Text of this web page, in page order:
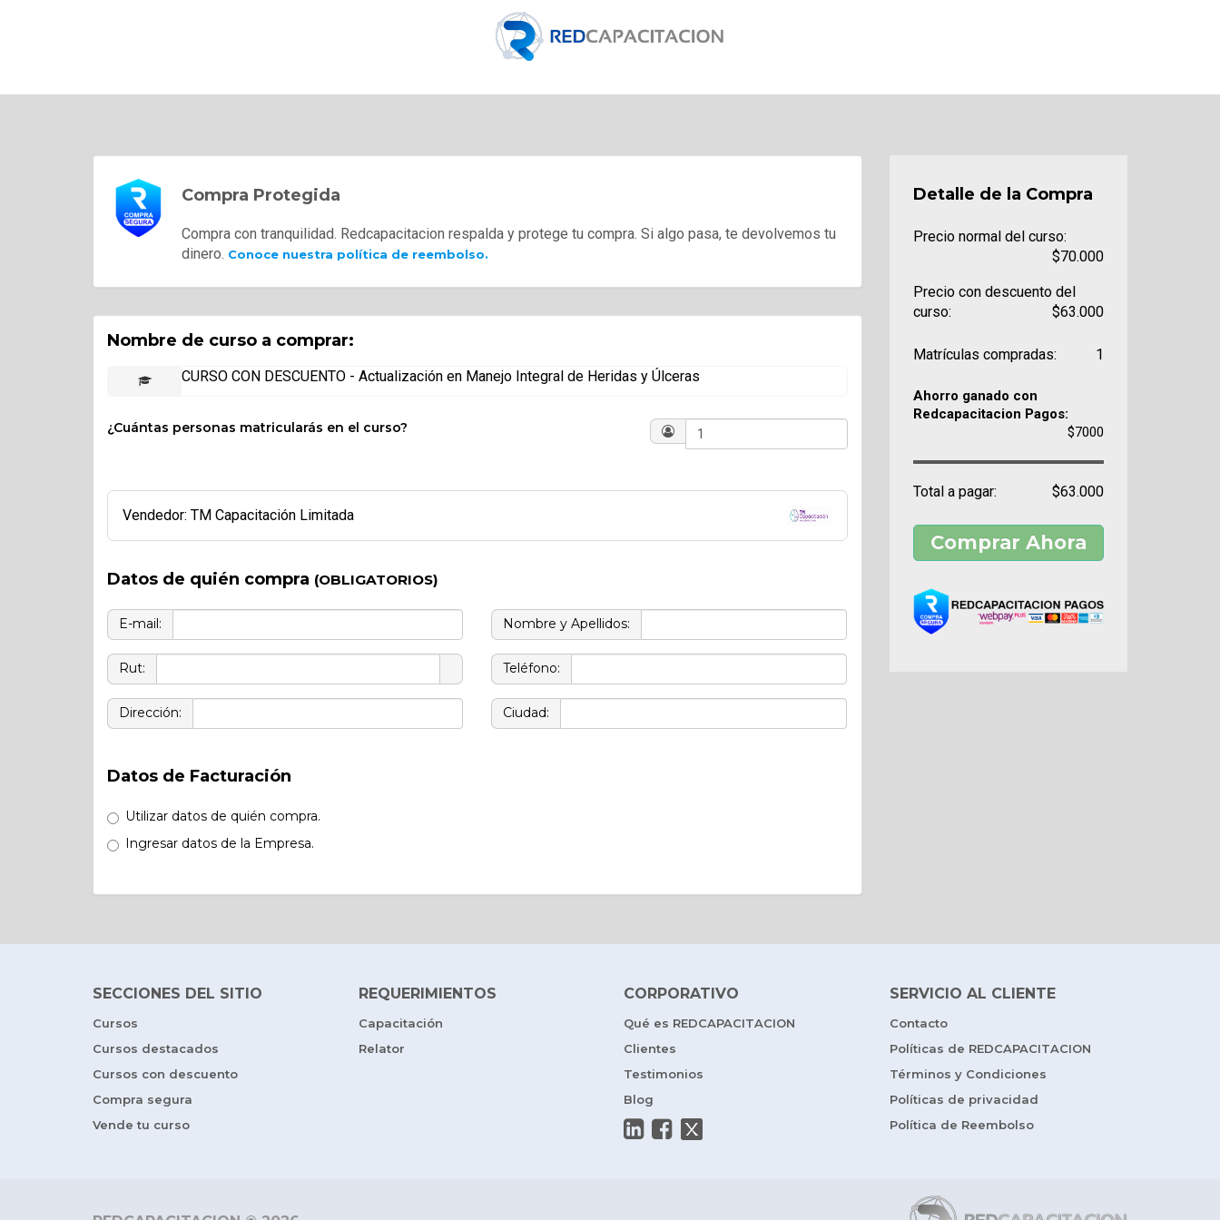
Compra Protegida
Compra con tranquilidad. Redcapacitacion respalda y protege tu compra. Si algo pasa, te devolvemos tu
dinero. Conoce nuestra política de reembolso.
Nombre de curso a comprar:
CURSO CON DESCUENTO - Actualización en Manejo Integral de Heridas y Úlceras
¿Cuántas personas matricularás en el curso?
Vendedor: TM Capacitación Limitada
Datos de quién compra (OBLIGATORIOS)
E-mail: Nombre y Apellidos:
Rut: Teléfono:
Dirección: Ciudad:
Datos de Facturación
Utilizar datos de quién compra.
Ingresar datos de la Empresa.
Detalle de la Compra
Precio normal del curso:
$70.000
Precio con descuento del
curso:
$63.000
Matrículas compradas: 1
Ahorro ganado con
Redcapacitacion Pagos:
$7000
Total a pagar: $63.000
Comprar Ahora
SECCIONES DEL SITIO
Cursos
Cursos destacados
Cursos con descuento
Compra segura
Vende tu curso
REQUERIMIENTOS
Capacitación
Relator
CORPORATIVO
Qué es REDCAPACITACION
Clientes
Testimonios
Blog
SERVICIO AL CLIENTE
Contacto
Políticas de REDCAPACITACION
Términos y Condiciones
Políticas de privacidad
Política de Reembolso